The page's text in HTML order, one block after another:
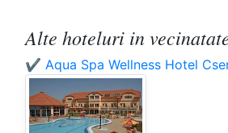
Alte hoteluri in
✔️ Aqua Spa Wellness Hotel